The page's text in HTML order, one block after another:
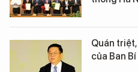
Quán
của Ban